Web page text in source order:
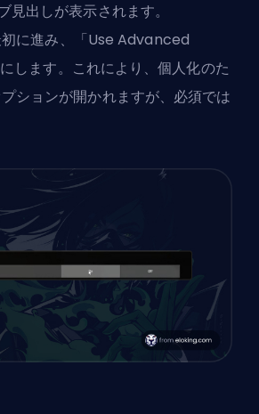
見出しが表示されます。
に進み、「Use Advanced
します。これにより、個人化のた
ションが開かれますが、必須では